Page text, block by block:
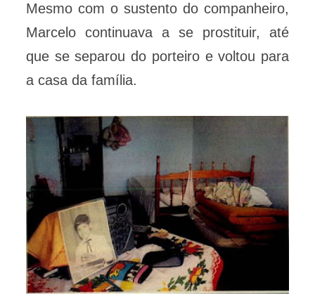
Mesmo com o sustento do companheiro,
Marcelo continuava a se prostituir, até
que se separou do porteiro e voltou para
a casa da família.